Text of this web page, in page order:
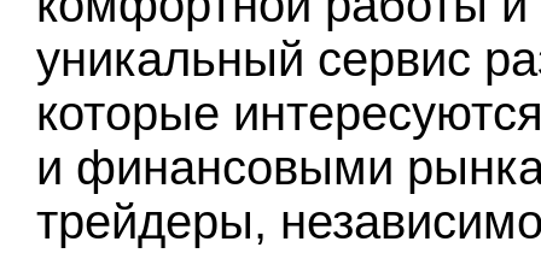
уникальный сервис
которые
и финансовыми
трейдеры,